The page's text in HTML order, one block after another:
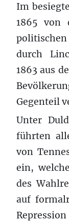
Im
1865 von
politischen
durch
1863 aus
Gegenteil
Unter
führten
von
ein,
des
auf